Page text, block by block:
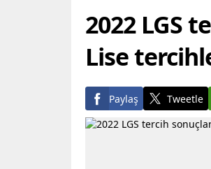
2022 LGS
Lise
Paylaş Tweetle